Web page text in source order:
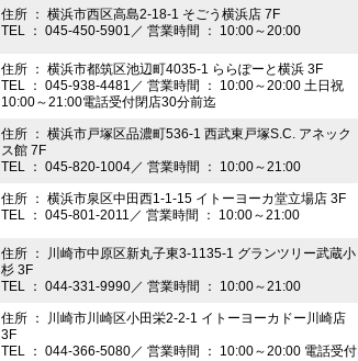
住所 ： 横浜市西区高島2-18-1 そごう横浜店 7F
TEL ： 045-450-5901／ 営業時間 ： 10:00～20:00
住所 ： 横浜市都筑区池辺町4035-1 ららぽーと横浜 3F
TEL ： 045-938-4481／ 営業時間 ： 10:00～20:00 土日祝
10:00～21:00電話受付閉店30分前迄
住所 ： 横浜市戸塚区品濃町536-1 西武東戸塚S.C. アネック
ス館 7F
TEL ： 045-820-1004／ 営業時間 ： 10:00～21:00
住所 ： 横浜市泉区中田西1-1-15 イトーヨーカ堂立場店 3F
TEL ： 045-801-2011／ 営業時間 ： 10:00～21:00
住所 ： 川崎市中原区新丸子東3-1135-1 グランツリー武蔵小
杉 3F
TEL ： 044-331-9990／ 営業時間 ： 10:00～21:00
住所 ： 川崎市川崎区小田栄2-2-1 イトーヨーカドー川崎店
3F
TEL ： 044-366-5080／ 営業時間 ： 10:00～20:00 電話受付